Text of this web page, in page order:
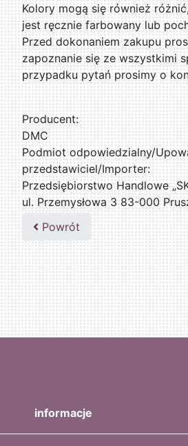
Kolory mogą się również
jest ręcznie farbowany lub
Przed dokonaniem zakupu
zapoznanie się ze wszystkimi
przypadku pytań prosimy o
Producent:
DMC
Podmiot odpowiedzialny/
przedstawiciel/Importer:
Przedsiębiorstwo Handlowe
ul. Przemysłowa 3 83-000
509076255
Powrót
informacje